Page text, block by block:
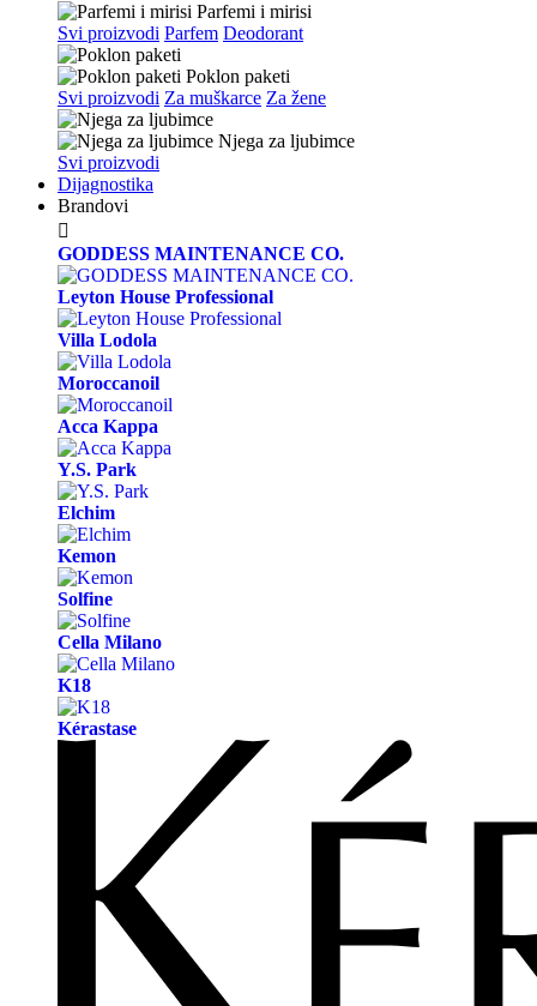
Parfemi i mirisi
Svi proizvodi Parfem Deodorant
Poklon paketi
Svi proizvodi Za muškarce Za žene
Njega za ljubimce
Svi proizvodi
Dijagnostika
Brandovi

GODDESS MAINTENANCE CO.
Leyton House Professional
Villa Lodola
Moroccanoil
Acca Kappa
Y.S. Park
Elchim
Kemon
Solfine
Cella Milano
K18
Kérastase